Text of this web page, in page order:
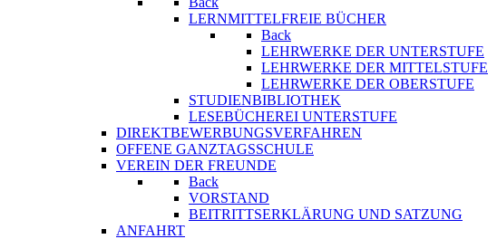
LERNMITTELFREIE BÜCHER
Back
LEHRWERKE DER UNTERSTUFE
LEHRWERKE DER MITTELSTUFE
LEHRWERKE DER OBERSTUFE
STUDIENBIBLIOTHEK
LESEBÜCHEREI UNTERSTUFE
DIREKTBEWERBUNGSVERFAHREN
OFFENE GANZTAGSSCHULE
VEREIN DER FREUNDE
Back
VORSTAND
BEITRITTSERKLÄRUNG UND SATZUNG
ANFAHRT